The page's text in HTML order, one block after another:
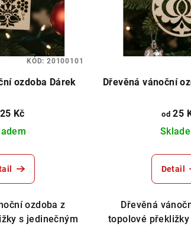
ozdoba Dárek
25 Kč
ozdoba z
s jedinečným
KÓD:20100101
Dřevěná vánoční
od25
Detail
Dřevěná
topolové